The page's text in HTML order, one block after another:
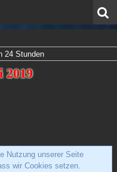
24 Stunden
2019
Nutzung unserer Seite
wir Cookies setzen.